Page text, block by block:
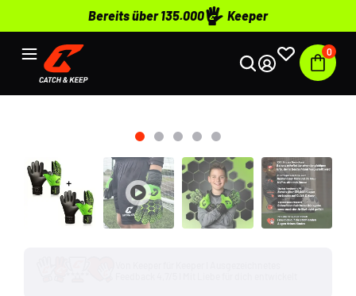
Bereits über 135.000 Keeper
0